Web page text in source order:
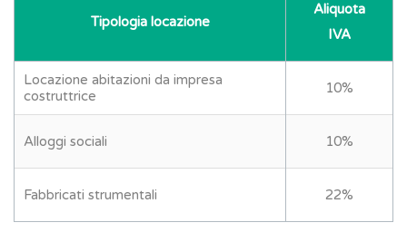
Tipologia locazione
Aliquota
IVA
Locazione abitazioni da impresa
costruttrice
10%
Alloggi sociali 10%
Fabbricati strumentali 22%